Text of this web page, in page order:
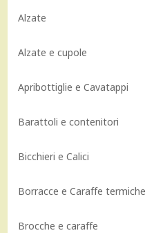
Alzate
Alzate e cupole
Apribottiglie e Cavatappi
Barattoli e contenitori
Bicchieri e Calici
Borracce e Caraffe termiche
Brocche e caraffe